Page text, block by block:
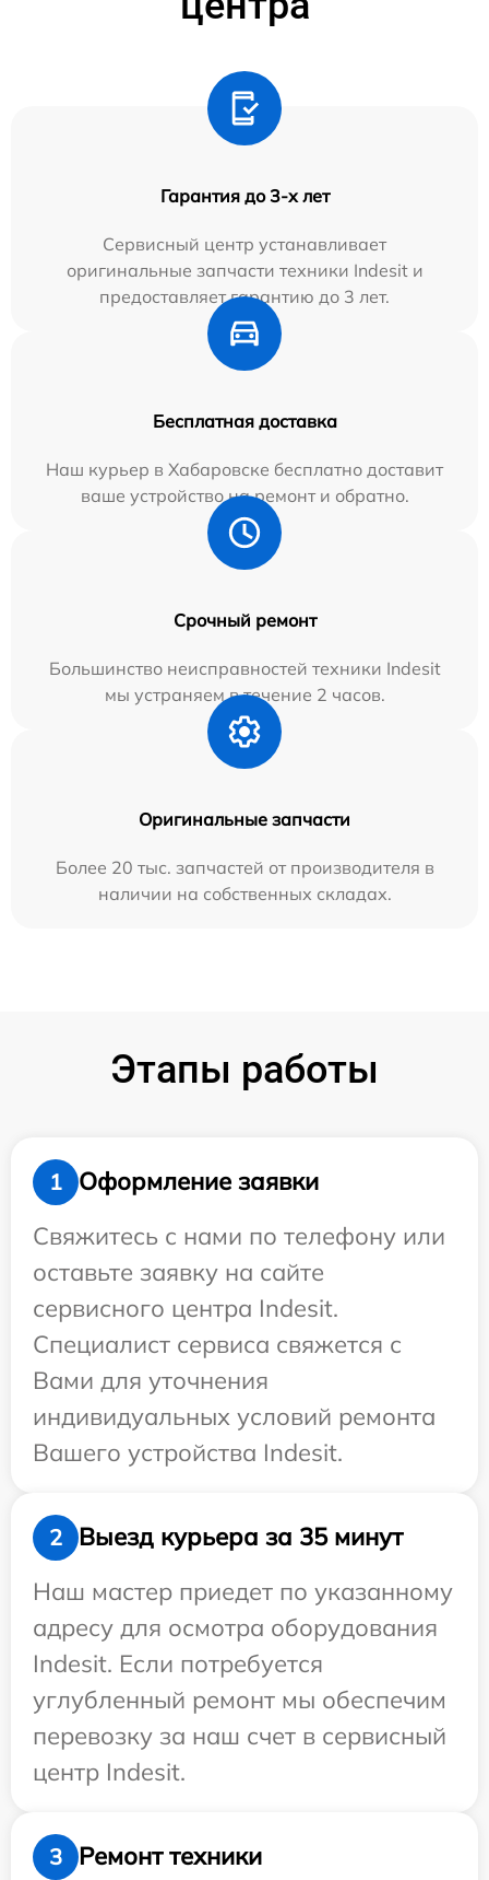
Гарантия до 3-х лет
Сервисный центр устанавливает
оригинальные запчасти техники Indesit и
предоставляет гарантию до 3 лет.
Бесплатная доставка
Наш курьер в Хабаровске бесплатно доставит
ваше устройство на ремонт и обратно.
Срочный ремонт
Большинство неисправностей техники Indesit
мы устраняем в течение 2 часов.
Оригинальные запчасти
Более 20 тыс. запчастей от производителя в
наличии на собственных складах.
Этапы работы
1
Оформление заявки
Свяжитесь с нами по телефону или
оставьте заявку на сайте
сервисного центра Indesit.
Специалист сервиса свяжется с
Вами для уточнения
индивидуальных условий ремонта
Вашего устройства Indesit.
2
Выезд курьера за 35 минут
Наш мастер приедет по указанному
адресу для осмотра оборудования
Indesit. Если потребуется
углубленный ремонт мы обеспечим
перевозку за наш счет в сервисный
центр Indesit.
3 Ремонт техники